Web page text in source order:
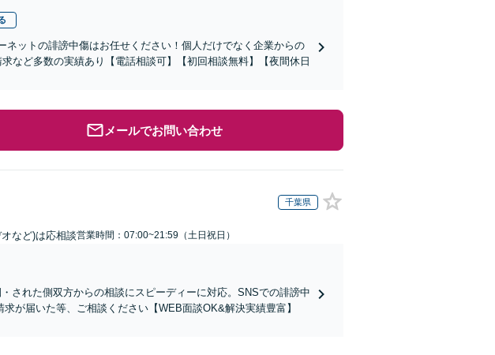
ットの誹謗中傷はお任せください！個人だけでなく企業からの
など多数の実績あり【電話相談可】【初回相談無料】【夜間休日
メールでお問い合わせ
千葉県
など)は応相談営業時間：07:00~21:59（土日祝日）
された側双方からの相談にスピーディーに対応。SNSでの誹謗中
が届いた等、ご相談ください【WEB面談OK&解決実績豊富】